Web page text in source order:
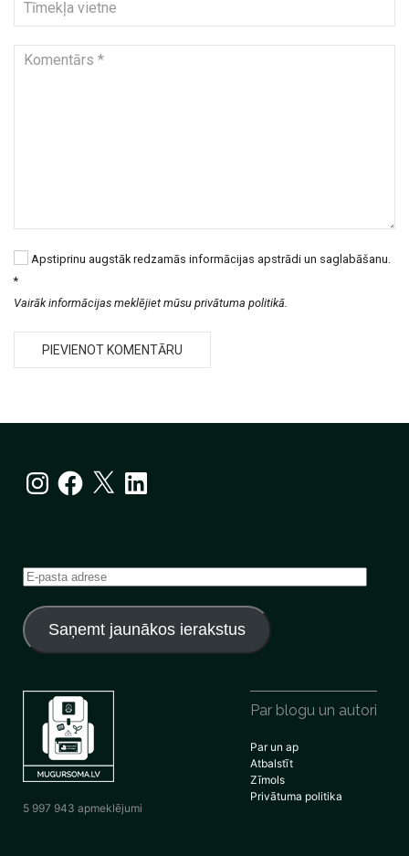
Apstiprinu augstāk redzamās informācijas apstrādi un saglabāšanu.
*
Vairāk informācijas meklējiet mūsu privātuma politikā.
InstagramFacebook
X LinkedIn
E-
adrese
Saņemt jaunākos ierakstus
5 997 943 apmeklējumi
Par blogu un autori
Par un ap
Atbalstīt
Zīmols
Privātuma politika